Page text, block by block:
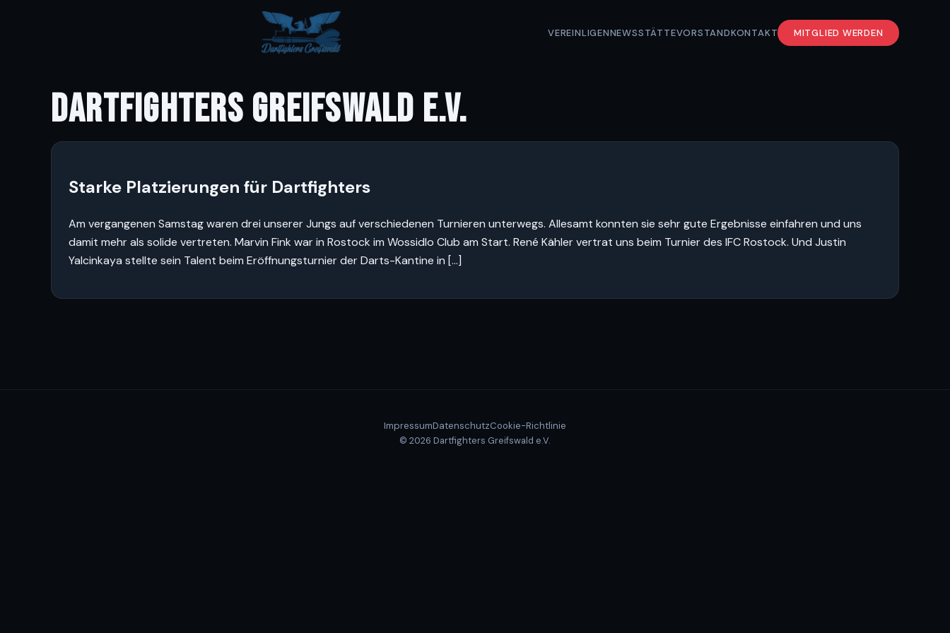
VEREINLIGENNEWSSTÄTTEVORSTANDKONTAKT MITGLIED WERDEN
DARTFIGHTERS GREIFSWALD E.V.
Starke Platzierungen für Dartfighters
Am vergangenen Samstag waren drei unserer Jungs auf verschiedenen Turnieren unterwegs. Allesamt konnten sie sehr gute Ergebnisse einfahren und uns
damit mehr als solide vertreten. Marvin Fink war in Rostock im Wossidlo Club am Start. René Kähler vertrat uns beim Turnier des IFC Rostock. Und Justin
Yalcinkaya stellte sein Talent beim Eröffnungsturnier der Darts-Kantine in […]
ImpressumDatenschutzCookie-Richtlinie
© 2026 Dartfighters Greifswald e.V.